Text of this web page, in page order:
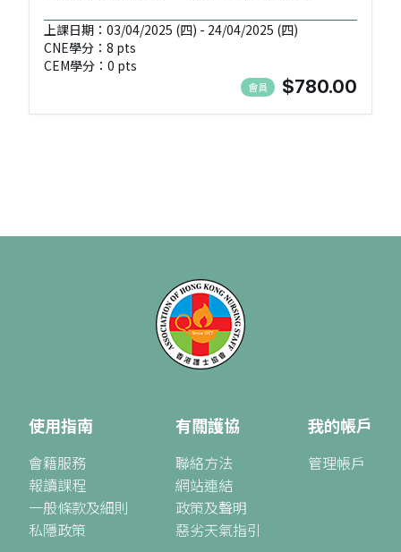
上課日期：03/04/2025 (四) - 24/04/2025 (四)
CNE學分：8 pts
CEM學分：0 pts
會員 $780.00
使用指南
會籍服務
報讀課程
一般條款及細則
私隱政策
有關護協
聯絡方法
網站連結
政策及聲明
惡劣天氣指引
我的帳戶
管理帳戶